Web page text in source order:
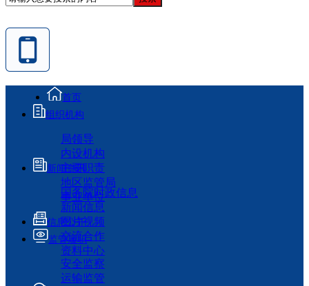
首页
组织机构
局领导
内设机构
主要职责
地区监管局
事业单位
新闻资讯
国务院时政信息
新闻信息
图片视频
交流合作
资料中心
信息公开
监管履职
安全监察
运输监管